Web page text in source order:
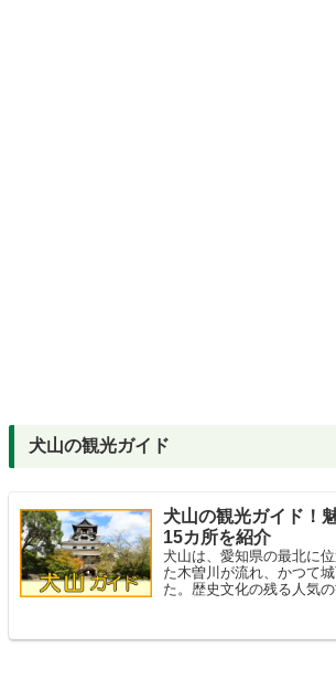
犬山の観光ガイド
犬山の観光ガイド！
15カ所を紹介
犬山は、愛知県の最北に
た木曽川が流れ、かつて
た。歴史文化の残る人気
年の現存天守「犬山城」